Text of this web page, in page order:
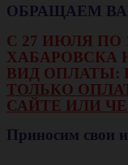
ОБРАЩАЕМ
С 27 ИЮЛЯ ПО
ХАБАРОВСКА
ВИД ОПЛАТЫ:
ТОЛЬКО
САЙТЕ ИЛИ
Приносим свои